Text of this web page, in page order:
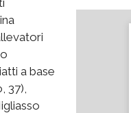
a base
37),